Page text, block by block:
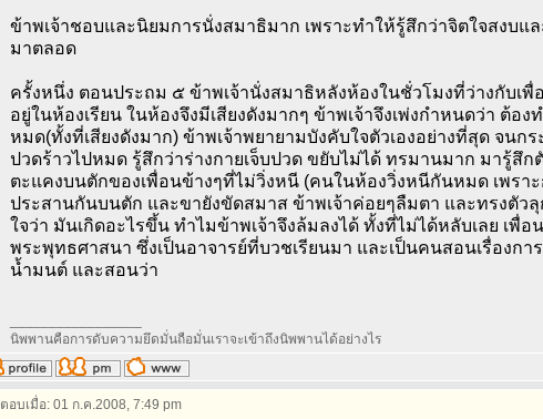
ข้าพเจ้าชอบและนิยมการนั่งสมาธิมาก เพราะทำให้รู้สึกว่าจิตใจสงบแ
มาตลอด
ครั้งหนึ่ง ตอนประถม ๕ ข้าพเจ้านั่งสมาธิหลังห้องในชั่วโมงที่ว่างกับเพื่
อยู่ในห้องเรียน ในห้องจึงมีเสียงดังมากๆ ข้าพเจ้าจึงเพ่งกำหนดว่า ต้อง
หมด(ทั้งที่เสียงดังมาก) ข้าพเจ้าพยายามบังคับใจตัวเองอย่างที่สุด จนก
ปวดร้าวไปหมด รู้สึกว่าร่างกายเจ็บปวด ขยับไม่ได้ ทรมานมาก มารู้สึ
ตะแคงบนตักของเพื่อนข้างๆที่ไม่วิ่งหนี (คนในห้องวิ่งหนีกันหมด เพรา
ประสานกันบนตัก และขายังขัดสมาส ข้าพเจ้าค่อยๆลืมตา และทรงตั
ใจว่า มันเกิดอะไรขึ้น ทำไมข้าพเจ้าจึงล้มลงได้ ทั้งที่ไม่ได้หลับเลย เพื่
พระพุทธศาสนา ซึ่งเป็นอาจารย์ที่บวชเรียนมา และเป็นคนสอนเรื่องกา
น้ำมนต์ และสอนว่า
นิพพานคือการดับความยึดมั่นถือมั่นเราจะเข้าถึงนิพพานได้อย่างไร
ตอบเมื่อ: 01 ก.ค.2008, 7:49 pm